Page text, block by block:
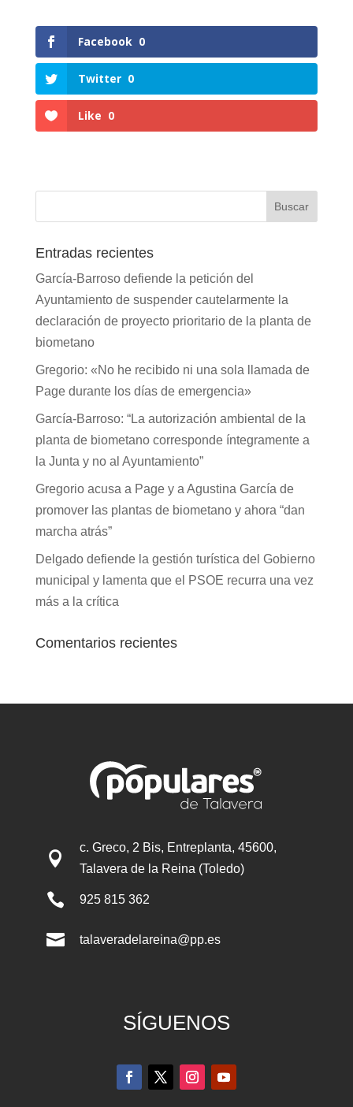
Facebook 0
Twitter 0
Like 0
Entradas recientes
García-Barroso defiende la petición del
Ayuntamiento de suspender cautelarmente la
declaración de proyecto prioritario de la planta de
biometano
Gregorio: «No he recibido ni una sola llamada de
Page durante los días de emergencia»
García-Barroso: “La autorización ambiental de la
planta de biometano corresponde íntegramente a
la Junta y no al Ayuntamiento”
Gregorio acusa a Page y a Agustina García de
promover las plantas de biometano y ahora “dan
marcha atrás”
Delgado defiende la gestión turística del Gobierno
municipal y lamenta que el PSOE recurra una vez
más a la crítica
Comentarios recientes

c. Greco, 2 Bis, Entreplanta, 45600,
Talavera de la Reina (Toledo)
 925 815 362
 talaveradelareina@pp.es
SÍGUENOS